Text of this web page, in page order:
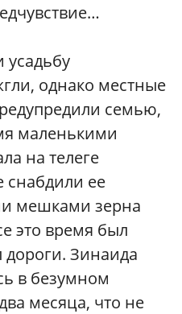
однако местные
семью,
маленькими
на телеге
снабдили ее
мешками зерна
это время был
дороги. Зинаида
в безумном
месяца, что не